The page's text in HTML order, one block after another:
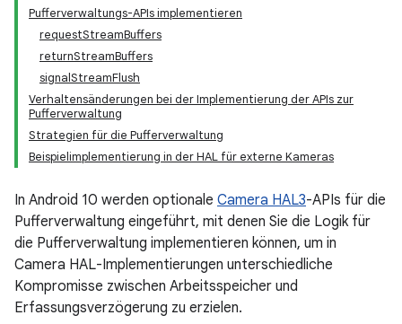
Pufferverwaltungs-APIs implementieren
requestStreamBuffers
returnStreamBuffers
signalStreamFlush
Verhaltensänderungen bei der Implementierung der APIs zur
Pufferverwaltung
Strategien für die Pufferverwaltung
Beispielimplementierung in der HAL für externe Kameras
In Android 10 werden optionale Camera HAL3-APIs für die
Pufferverwaltung eingeführt, mit denen Sie die Logik für
die Pufferverwaltung implementieren können, um in
Camera HAL-Implementierungen unterschiedliche
Kompromisse zwischen Arbeitsspeicher und
Erfassungsverzögerung zu erzielen.